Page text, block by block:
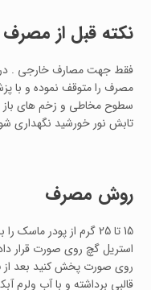
نکته قبل از مصرف
فقط جهت مصارف خارجی .
مصرف را متوقف نموده و با
سطوح مخاطی و زخم های باز
تابش نور خورشید نگهداری
روش مصرف
استریل گچ روی صورت قرار
قالبی برداشته و با آب ولرم